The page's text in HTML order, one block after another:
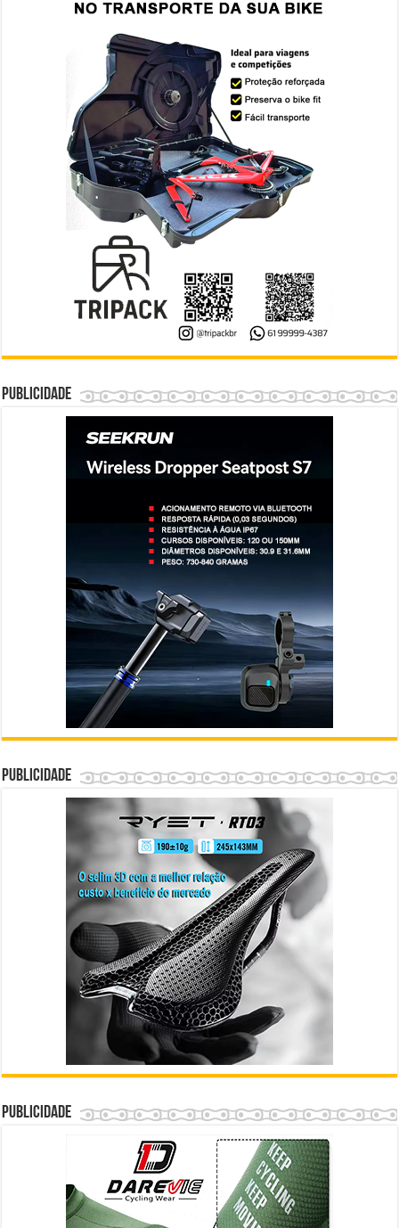
Publicidade
Publicidade
Publicidade